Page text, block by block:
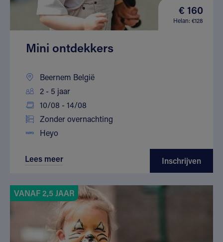
€ 160
Helan: €128
Mini ontdekkers
Beernem België
2 - 5 jaar
10/08 - 14/08
Zonder overnachting
Heyo
Lees meer Inschrijven
VANAF 2,5 JAAR